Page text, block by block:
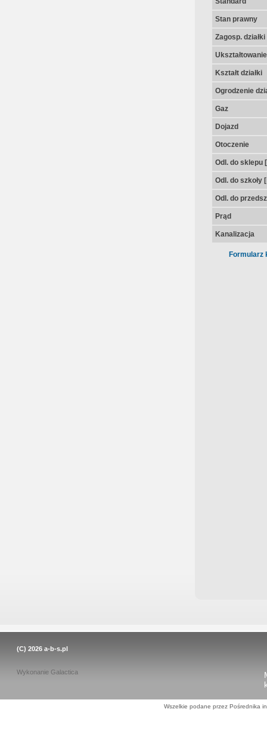
Stan prawny
Zagosp. działki
Kształt działki
Ogrodzenie
Gaz
Dojazd
Otoczenie
Odl. do sklepu
Odl. do szkoły
Odl. do
Prąd
Kanalizacja
Formularz
(C) 2026 a-b-s.pl
Wykonanie Galactica
Wszelkie podane przez Pośrednika